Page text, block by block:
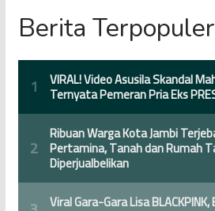
Berita Terpopuler